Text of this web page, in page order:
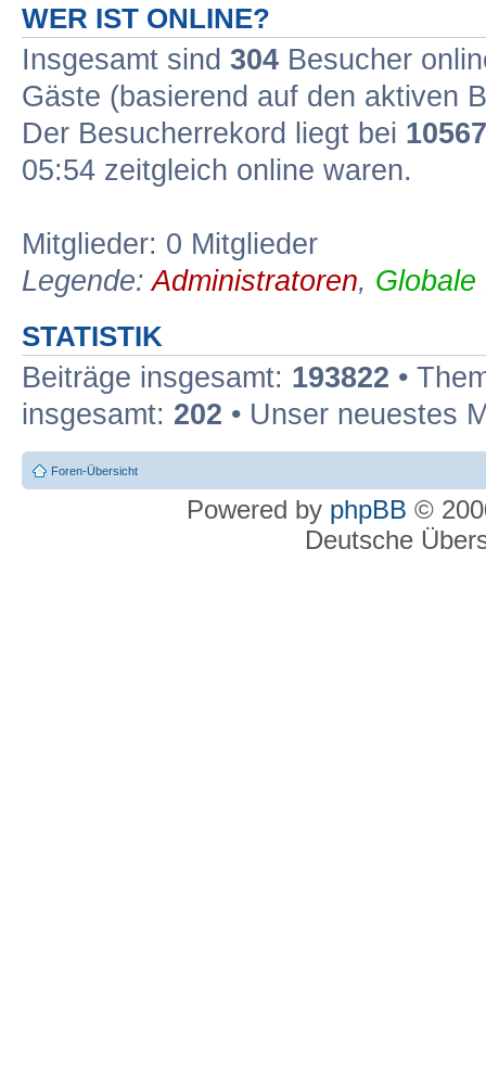
WER IST ONLINE?
Insgesamt sind 304 Besucher
Gäste (basierend auf den aktiven
Der Besucherrekord liegt bei 10567
05:54 zeitgleich online waren.
Mitglieder: 0 Mitglieder
Legende:Administratoren, Globale
STATISTIK
Beiträge insgesamt: 193822 •
insgesamt: 202 • Unser neuestes
Foren-Übersicht
Powered by phpBB ©
Deutsche